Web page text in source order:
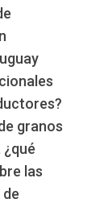
granos
las